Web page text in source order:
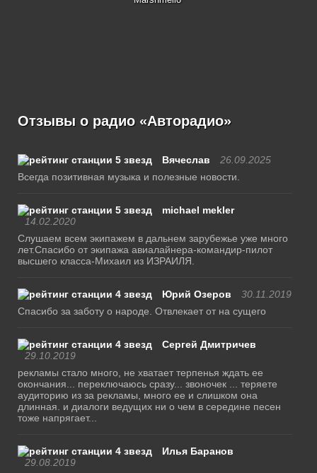
Отзывы о радио «Авторадио»
Вячеслав
26.09.2025
Всегда позитивная музыка и полезные новости.
michael mekler
14.02.2020
Слушаем всем экипажем в дальнем зарубежье уже много
лет.Спасибо от экипажа авиалайнера-командир-пилот
высшего класса-Михаил из ИЗРАИЛЯ.
Юрий Озеров
30.11.2019
Спасибо за заботу о народе. Отвлекает от на сущего
Сергей Дмитричев
29.10.2019
рекламы стало много, не хватает терпенья ждать ее
окончания... переключаюсь сразу... звоночек ... теряете
аудиторию из за рекламы, много ее и слишком она
длинная. и диалоги ведущих ни о чем в середине песен
тоже напрягает...
Илья Баранов
29.08.2019